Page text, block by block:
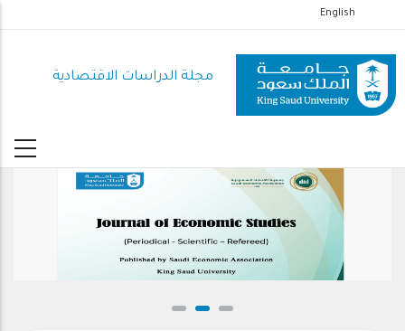
إلى
المحتوى
الرئيسي
English
مجلة الدراسات الاقتصادية